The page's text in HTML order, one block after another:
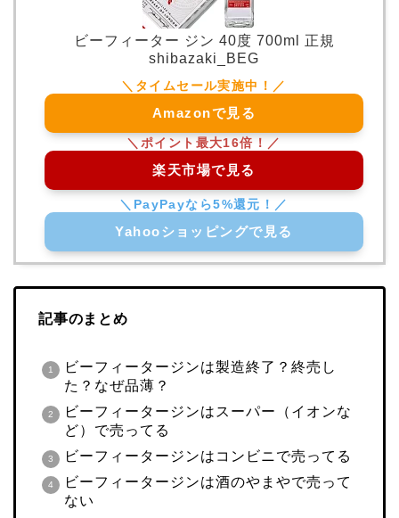
ビーフィーター ジン 40度 700ml 正規
shibazaki_BEG
Amazonで見る
楽天市場で見る
Yahooショッピングで見る
記事のまとめ
ビーフィータージンは製造終了？終売し
た？なぜ品薄？
ビーフィータージンはスーパー（イオンな
ど）で売ってる
ビーフィータージンはコンビニで売ってる
ビーフィータージンは酒のやまやで売って
ない